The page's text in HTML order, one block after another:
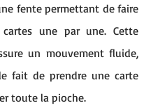
fente permettant de faire
cartes une par une. Cette
un mouvement fluide,
fait de prendre une carte
toute la pioche.